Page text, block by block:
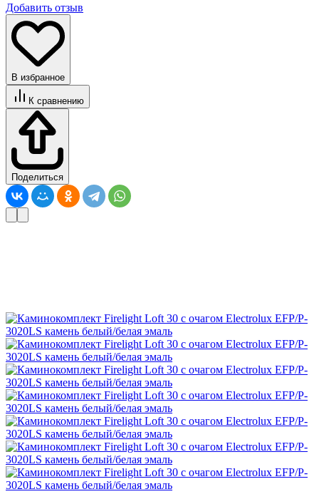
Добавить отзыв
В избранное
К сравнению
Поделиться